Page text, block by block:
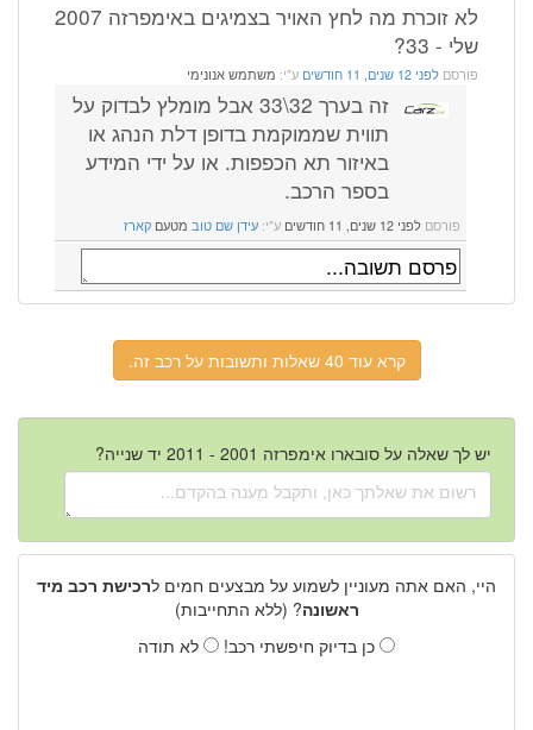
לא זוכרת מה לחץ האויר בצמיגים באימפרזה 2007
שלי - 33?
פורסם לפני 12 שנים, 11 חודשים ע"י: משתמש אנונימי
זה בערך 32\33 אבל מומלץ לבדוק על
תווית שממוקמת בדופן דלת הנהג או
באיזור תא הכפפות. או על ידי המידע
בספר הרכב.
פורסם לפני 12 שנים, 11 חודשים ע"י: עידן שם טוב מטעם קארז
קרא עוד 40 שאלות ותשובות על רכב זה.
יש לך שאלה על סובארו אימפרזה 2001 - 2011 יד שנייה?
היי, האם אתה מעוניין לשמוע על מבצעים חמים לרכישת רכב מיד
ראשונה? (ללא התחייבות)
כן בדיוק חיפשתי רכב!
לא תודה